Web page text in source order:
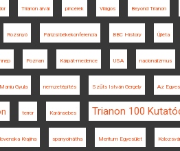
Trianon árvái pincérek Világos Beyond Trianon
Rozsnyó Párizsi békekonferencia BBC History Újléta
Poznan Kárpát-medence USA nacionalizmus
Maniu Gyula nemzetépítés Szűts István Gergely Az
terror Karánsebes Trianon 100
Krajina spanyolnátha Meritum Egyesület Kolozsvár